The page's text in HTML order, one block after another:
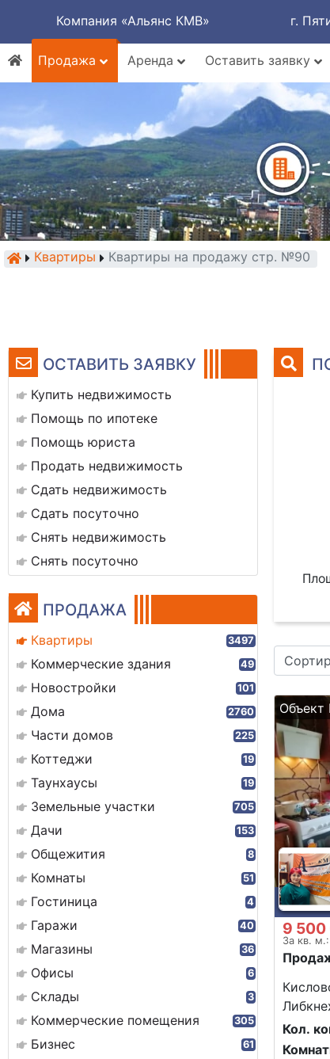
Компания «Альянс КМВ» г.
Продажа
Аренда Оставить заявку
Квартиры Квартиры на продажу стр. №90
ОСТАВИТЬ ЗАЯВКУ
Купить недвижимость
Помощь по ипотеке
Помощь юриста
Продать недвижимость
Сдать недвижимость
Сдать посуточно
Снять недвижимость
Снять посуточно
ПРОДАЖА
Квартиры 3497
Коммерческие здания 49
Новостройки 101
Дома 2760
Части домов 225
Коттеджи 19
Таунхаусы 19
Земельные участки 705
Дачи 153
Общежития 8
Комнаты 51
Гостиница 4
Гаражи 40
Магазины 36
Офисы 6
Склады 3
Коммерческие помещения 305
Бизнес 61
Объект
9
За кв.
Кол.